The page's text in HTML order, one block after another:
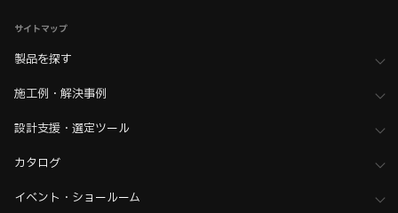
サイトマップ
製品を探す
施工例・解決事例
設計支援・選定ツール
カタログ
イベント・ショールーム